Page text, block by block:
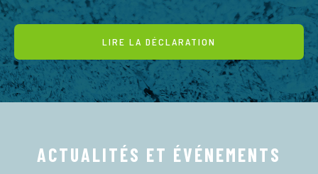
LIRE LA DÉCLARATION
ACTUALITÉS ET ÉVÉNEMENTS